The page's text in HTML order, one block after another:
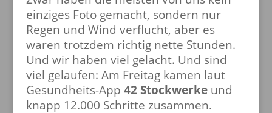
einziges Foto gemacht, sondern nur
Regen und Wind verflucht, aber es
waren trotzdem richtig nette Stunden.
Und wir haben viel gelacht. Und sind
viel gelaufen: Am Freitag kamen laut
Gesundheits-App 42 Stockwerkeund
knapp 12.000 Schritte zusammen.